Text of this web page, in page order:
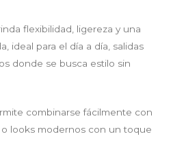
flexibilidad, ligereza y una
ideal para el día a día, salidas
donde se busca estilo sin
combinarse fácilmente con
looks modernos con un toque